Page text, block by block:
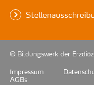
© Bildungswerk der
Impressum
AGBs